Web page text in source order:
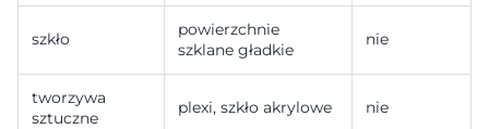
szkło
powierzchnie
szklane gładkie
nie
tworzywa
sztuczne
plexi, szkło akrylowe nie